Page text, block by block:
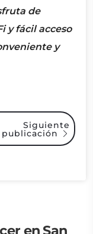
de
y fácil acceso
y
Siguiente
publicación
en San